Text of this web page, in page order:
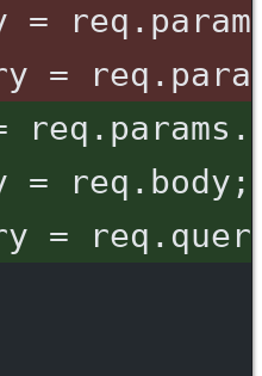
=
=
= req.body;
=